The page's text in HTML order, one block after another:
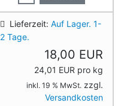
Lieferzeit: Auf Lager. 1-
2 Tage.
18,00 EUR
24,01 EUR pro kg
inkl. 19 % MwSt. zzgl.
Versandkosten